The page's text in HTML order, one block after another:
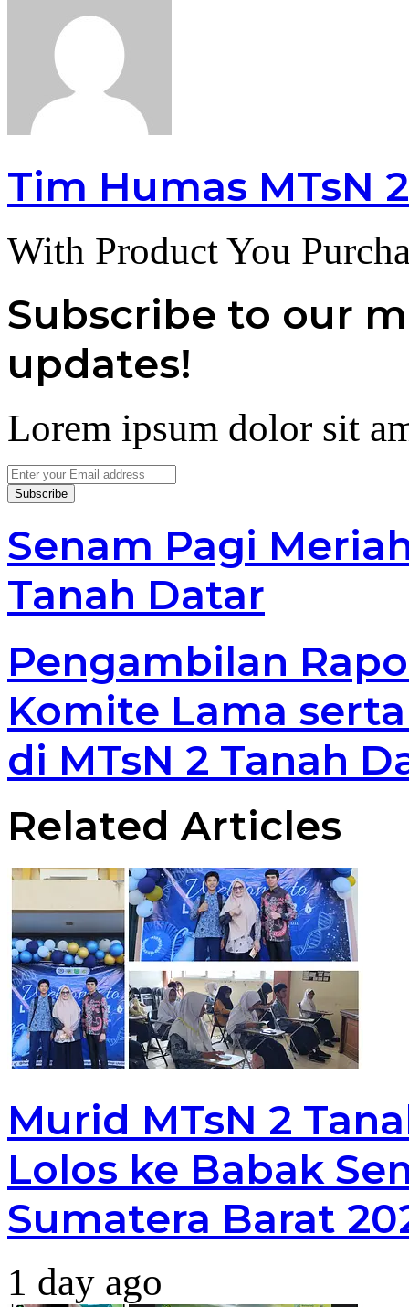
Tim Humas MTsN
With Product You
Subscribe to our
updates!
Lorem ipsum dolor sit
Enter
your
Email
Senam Pagi
Tanah Datar
Pengambilan
Komite Lama
di MTsN 2 Tanah
Related Articles
Murid MTsN 2
Lolos ke Babak
Sumatera Barat
1 day ago